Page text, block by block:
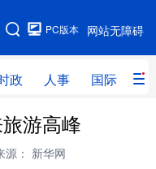
网站无障碍
PC版本
政 人事 国际 财
时政
网评
游高峰
源： 新华网